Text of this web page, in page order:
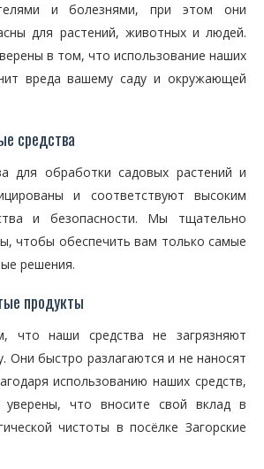
и болезнями, при этом они
для растений, животных и людей.
в том, что использование наших
вреда вашему саду и окружающей
средства
для обработки садовых растений и
и соответствуют высоким
и безопасности. Мы тщательно
чтобы обеспечить вам только самые
решения.
продукты
что наши средства не загрязняют
Они быстро разлагаются и не наносят
использованию наших средств,
что вносите свой вклад в
чистоты в посёлке Загорские